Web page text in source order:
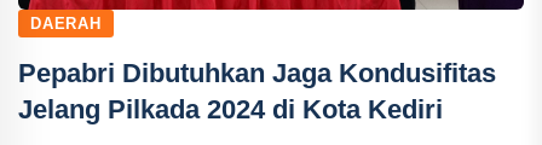
DAERAH
Pepabri Dibutuhkan Jaga Kondusifitas
Jelang Pilkada 2024 di Kota Kediri